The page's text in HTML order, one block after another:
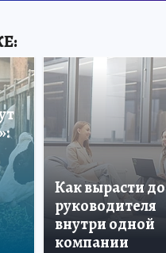
Как вырасти до
руководителя
внутри одной
компании